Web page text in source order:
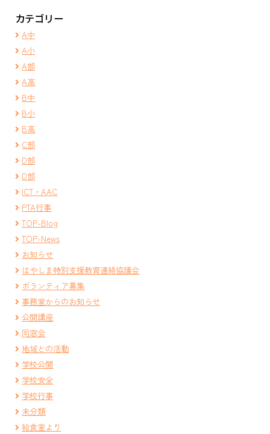
カテゴリー
A中
A小
A部
A高
B中
B小
B高
C部
D部
D部
ICT・AAC
PTA行事
TOP-Blog
TOP-News
お知らせ
はやしま特別支援教育連絡協議会
ボランティア募集
事務室からのお知らせ
公開講座
同窓会
地域との活動
学校公開
学校安全
学校行事
未分類
給食室より